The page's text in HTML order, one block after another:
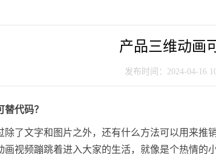
产品三维动画
发布时间：2024-04-16
代码？
除了文字和图片之外，还有什么方法可以用来
画视频蹦跳着进入大家的生活，就像是个热情的